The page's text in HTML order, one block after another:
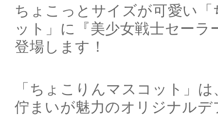
ちょこっとサイズが可愛い
ット」に『美少女戦士セーラ
登場します！
「ちょこりんマスコット」
佇まいが魅力のオリジナル